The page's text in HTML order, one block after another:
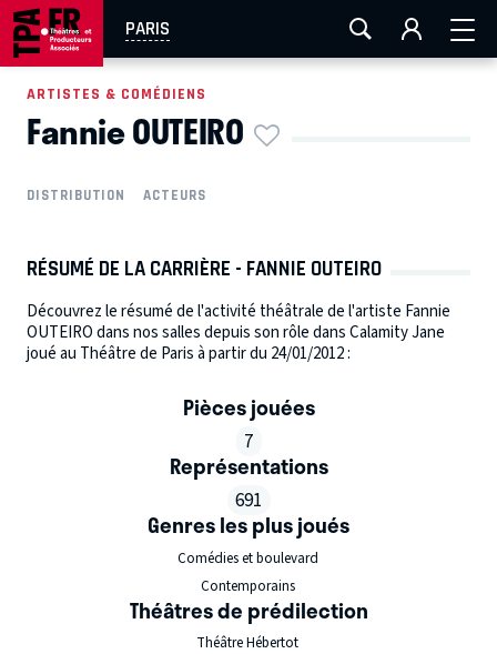
PARIS
AIX-MARSEILLE LA ROCHELLE
EN TOURNÉE
ARTISTES & COMÉDIENS
Fannie OUTEIRO
DISTRIBUTION ACTEURS
RÉSUMÉ DE LA CARRIÈRE - FANNIE OUTEIRO
Découvrez le résumé de l'activité théâtrale de l'artiste Fannie
OUTEIRO dans nos salles depuis son rôle dans Calamity Jane
joué au Théâtre de Paris à partir du 24/01/2012 :
Pièces jouées
7
Représentations
691
Genres les plus joués
Comédies et boulevard
Contemporains
Théâtres de prédilection
Théâtre Hébertot